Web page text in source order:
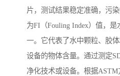
片，测试结果稳定准确，污
为FI（Fouling Index）值，
一。它代表了水中颗粒、胶
设备的物体含量。通过测定
净化技术或设备。根据